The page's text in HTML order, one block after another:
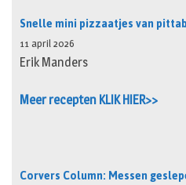
Snelle mini pizzaatjes van
11 april 2026
Erik Manders
Meer recepten KLIK HIER>>
Corvers Column: Messen